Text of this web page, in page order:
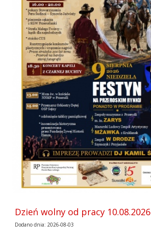
Dzień wolny od pracy 10.08.2026
Dodano dnia: 2026-08-03